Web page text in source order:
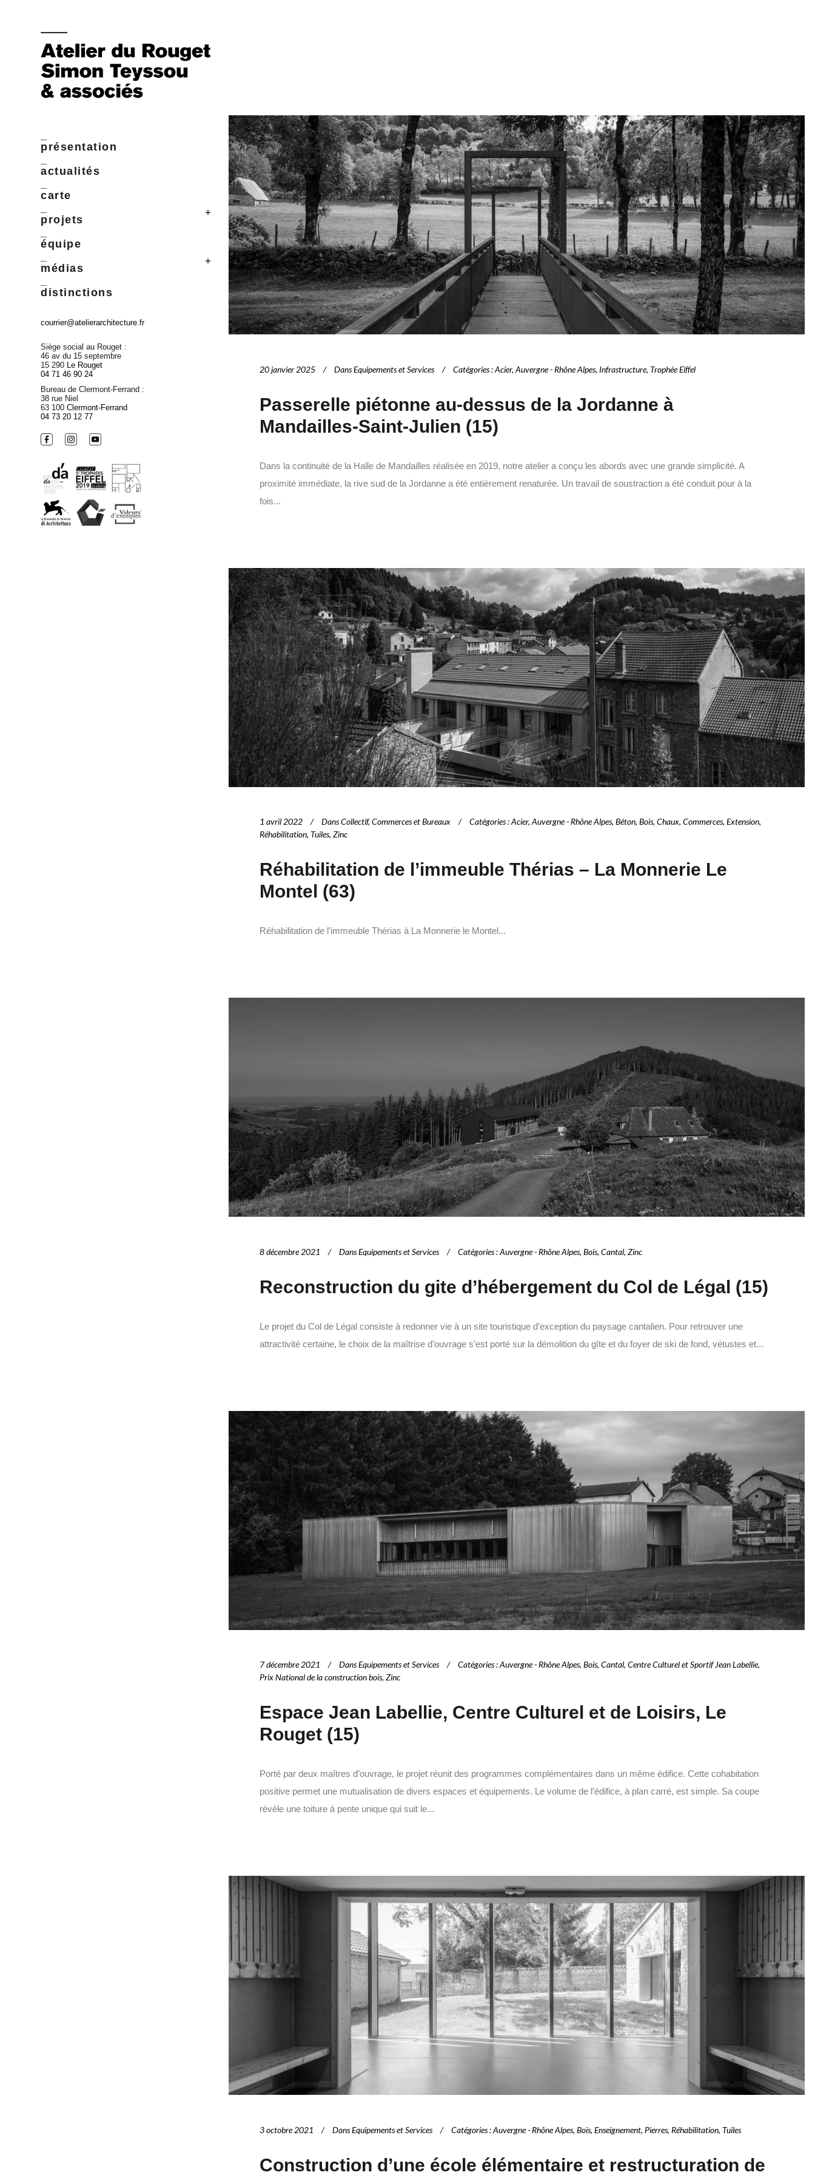
présentation
actualités
carte
projets
équipe
médias
distinctions
courrier@atelierarchitecture.fr
Siège social au Rouget :
46 av du 15 septembre
15 290 Le Rouget
04 71 46 90 24
Bureau de Clermont-Ferrand :
38 rue Niel
63 100Clermont-Ferrand
04 73 20 12 77
20 janvier 2025 DansEquipements et Services Catégories:Acier, Auvergne - Rhône Alpes, Infrastructure, Trophée Eiffel
Passerelle piétonne au-dessus de la Jordanne à
Mandailles-Saint-Julien (15)
Dans la continuité de la Halle de Mandailles réalisée en 2019, notre atelier a conçu les abords avec une grande simplicité. A
proximité immédiate, la rive sud de la Jordanne a été entièrement renaturée. Un travail de soustraction a été conduit pour à la
fois...
1 avril 2022 DansCollectif, Commerces et Bureaux Catégories:Acier, Auvergne - Rhône Alpes, Béton, Bois, Chaux, Commerces, Extension,
Réhabilitation, Tuiles, Zinc
Réhabilitation de l’immeuble Thérias – La Monnerie Le
Montel (63)
Réhabilitation de l'immeuble Thérias à La Monnerie le Montel...
8 décembre 2021 DansEquipements et Services Catégories:Auvergne - Rhône Alpes, Bois, Cantal, Zinc
Reconstruction du gite d’hébergement du Col de Légal (15)
Le projet du Col de Légal consiste à redonner vie à un site touristique d’exception du paysage cantalien. Pour retrouver une
attractivité certaine, le choix de la maîtrise d’ouvrage s’est porté sur la démolition du gîte et du foyer de ski de fond, vétustes et...
7 décembre 2021 DansEquipements et Services Catégories:Auvergne - Rhône Alpes, Bois, Cantal, Centre Culturel et Sportif Jean Labellie,
Prix National de la construction bois, Zinc
Espace Jean Labellie, Centre Culturel et de Loisirs, Le
Rouget (15)
Porté par deux maîtres d’ouvrage, le projet réunit des programmes complémentaires dans un même édifice. Cette cohabitation
positive permet une mutualisation de divers espaces et équipements. Le volume de l’édifice, à plan carré, est simple. Sa coupe
révèle une toiture à pente unique qui suit le...
3 octobre 2021 DansEquipements et Services Catégories:Auvergne - Rhône Alpes, Bois, Enseignement, Pierres, Réhabilitation, Tuiles
Construction d’une école élémentaire et restructuration de